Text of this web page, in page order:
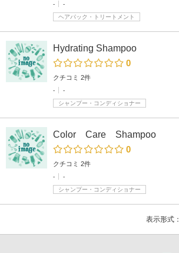
-
-
ヘアパック・トリートメント
Hydrating Shampoo
0
クチコミ 2件
-
-
シャンプー・コンディショナー
Color Care Shampoo
0
クチコミ 2件
-
-
シャンプー・コンディショナー
表示形式：